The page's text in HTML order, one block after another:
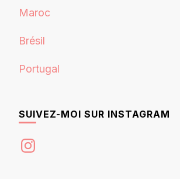
Maroc
Brésil
Portugal
SUIVEZ-MOI SUR INSTAGRAM
Instagram